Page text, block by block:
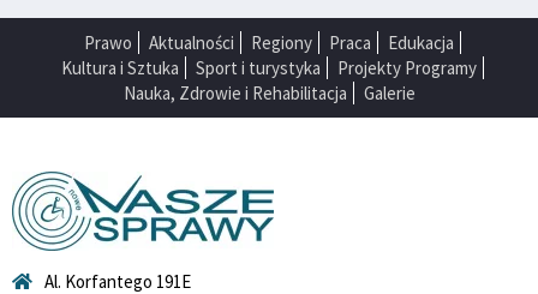
Prawo Aktualności Regiony Praca
Edukacja
Kultura i Sztuka
Sport i turystyka
Projekty Programy
Nauka, Zdrowie i Rehabilitacja
Galerie
Al. Korfantego 191E